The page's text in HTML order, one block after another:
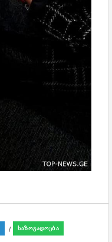
/ საზოგადოება